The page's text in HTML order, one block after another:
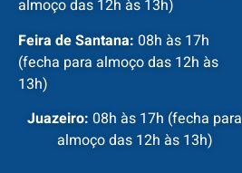
almoço das 12h às 13h)
Feira de Santana: 08h às 17h
(fecha para almoço das 12h às
13h)
Juazeiro: 08h às 17h (fecha para
almoço das 12h às 13h)